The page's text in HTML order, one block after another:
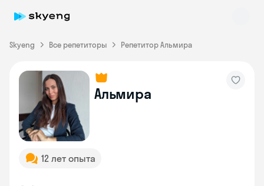
Skyeng Все репетиторы Репетитор Альмира
Альмира
12 лет опыта
Skyeng Chat
online